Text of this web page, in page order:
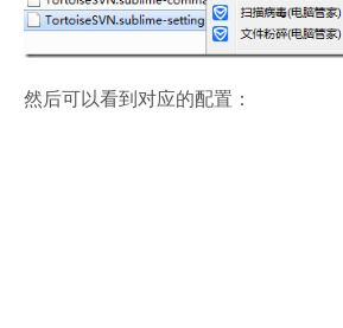
然后可以看到对应的配置：